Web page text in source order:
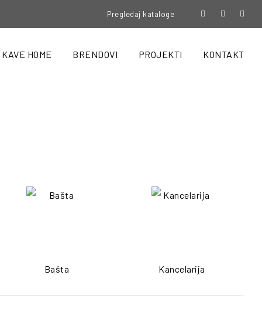
Pregledaj kataloge
KAVE HOME BRENDOVI PROJEKTI KONTAKT
Bašta Kancelarija